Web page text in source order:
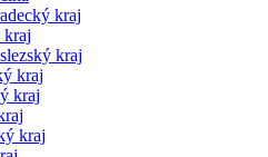
kraj
kraj
kraj
kraj
kraj
kraj